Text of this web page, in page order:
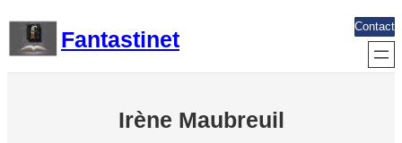
contenu
Fantastinet
Contact
Irène Maubreuil